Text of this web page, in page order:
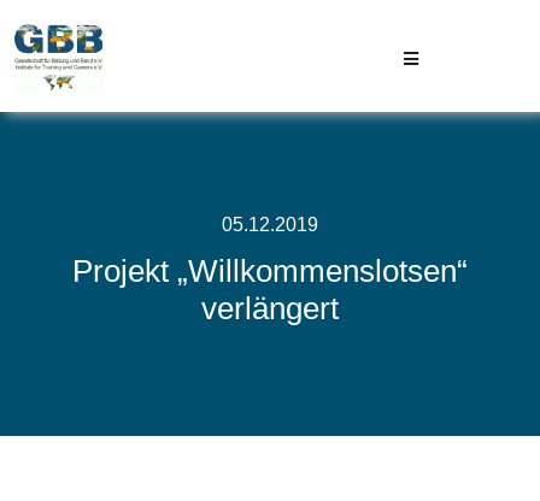
content
Toggle
GBB
Aktuelles
05.12.2019
Projekt „Willkommenslotsen“
verlängert